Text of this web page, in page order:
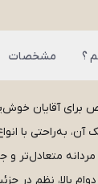
؟ مشخصات
برای
به‌راحتی با
متعادل‌تر و
بالا، نظم در